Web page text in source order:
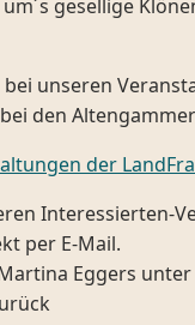
gesellige
unseren
den
der
Interessierten-
per E-Mail.
Eggers unter